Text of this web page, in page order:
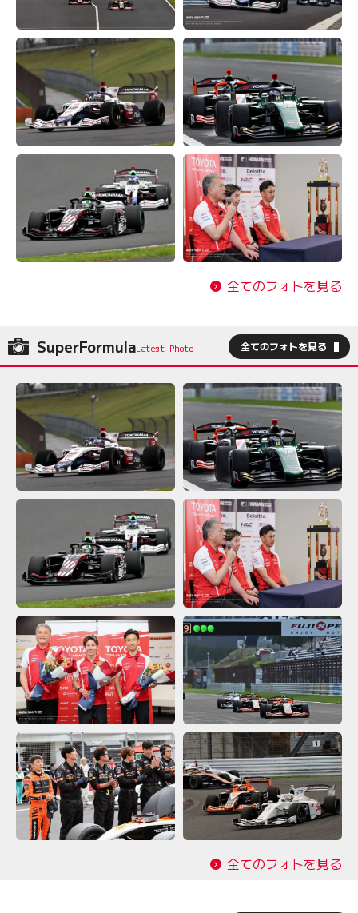
全てのフォトを見る
SuperFormula 全てのフォトを見る
全てのフォトを見る